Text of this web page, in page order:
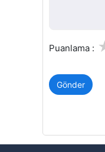
Puanlama :
Gönder